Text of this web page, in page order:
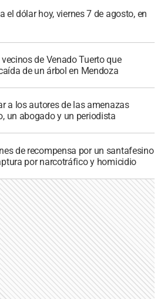
el dólar hoy, viernes 7 de agosto, en
de Venado Tuerto que
de un árbol en Mendoza
a los autores de las amenazas
un abogado y un periodista
de recompensa por un santafesino
por narcotráfico y homicidio